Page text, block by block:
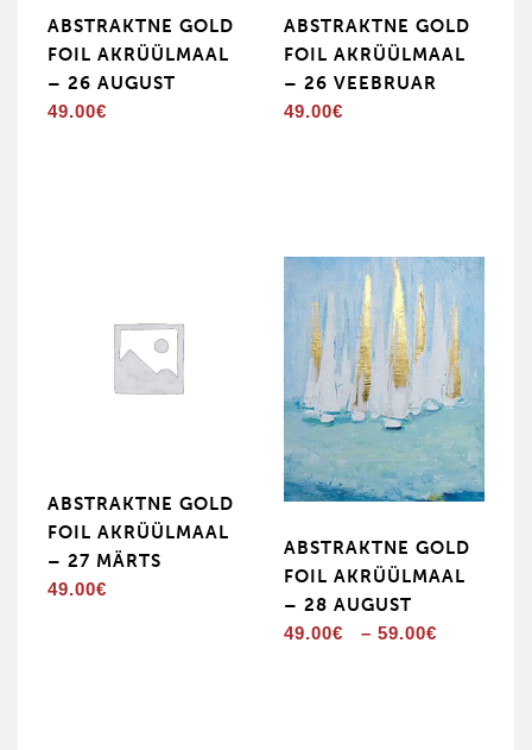
ABSTRAKTNE GOLD
FOIL AKRÜÜLMAAL
– 26 AUGUST
49.00€
ABSTRAKTNE GOLD
FOIL AKRÜÜLMAAL
– 26 VEEBRUAR
49.00€
ABSTRAKTNE GOLD
FOIL AKRÜÜLMAAL
– 27 MÄRTS
49.00€
ABSTRAKTNE GOLD
FOIL AKRÜÜLMAAL
– 28 AUGUST
49.00€ – 59.00€